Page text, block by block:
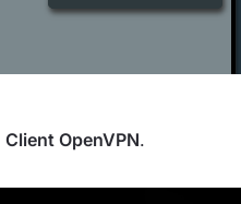
Client OpenVPN.